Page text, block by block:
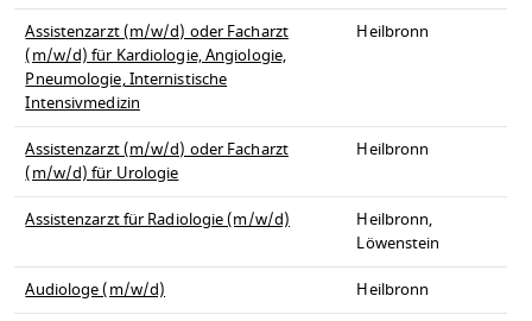
Assistenzarzt (m/w/d) oder Facharzt
(m/w/d) für Kardiologie, Angiologie,
Pneumologie, Internistische
Intensivmedizin
Heilbronn
Assistenzarzt (m/w/d) oder Facharzt
(m/w/d) für Urologie
Heilbronn
Assistenzarzt für Radiologie (m/w/d)
Heilbronn,
Löwenstein
Audiologe (m/w/d)
Heilbronn